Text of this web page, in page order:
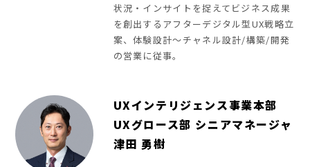
状況・インサイトを捉えてビジネス成果
を創出するアフターデジタル型UX戦略立
案、体験設計～チャネル設計/構築/開発
の営業に従事。
UXインテリジェンス事業本部
UXグロース部 シニアマネージャ
津田 勇樹